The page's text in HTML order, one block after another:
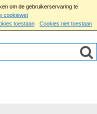
om de gebruikerservaring te
cookiewet
toestaan
Cookies niet toestaan